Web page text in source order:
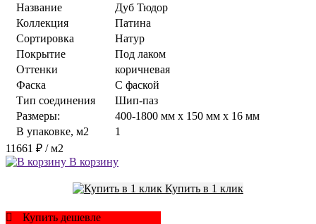
Название
Дуб Тюдор
Коллекция
Патина
Сортировка
Натур
Покрытие
Под лаком
Оттенки
коричневая
Фаска
С фаской
Тип соединения
Шип-паз
Размеры:
400-1800 мм x 150 мм x 16 мм
В упаковке, м2
1
11661 ₽ / м2
В корзину
Купить в 1 клик
Купить дешевле